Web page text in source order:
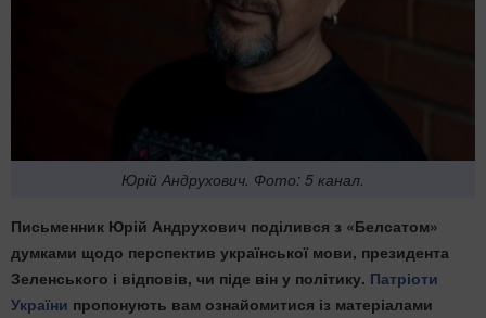
Юрій Андрухович. Фото: 5 канал.
Письменник Юрій Андрухович поділився з «Белсатом»
думками щодо перспектив української мови, президента
Зеленського і відповів, чи піде він у політику. Патріоти
України пропонують вам ознайомитися із матеріалами